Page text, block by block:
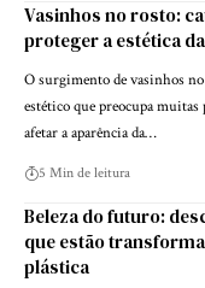
Vasinhos no rosto:
proteger a estética
O surgimento de vasinhos
estético que preocupa
afetar a aparência da…
5 Min de leitura
Beleza do futuro:
que estão
plástica